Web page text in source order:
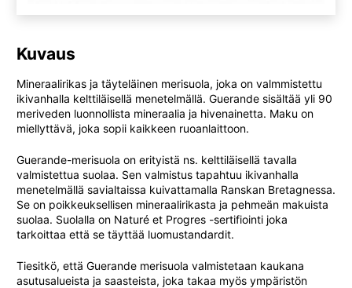
Kuvaus
Mineraalirikas ja täyteläinen merisuola, joka on valmmistettu
ikivanhalla kelttiläisellä menetelmällä. Guerande sisältää yli 90
meriveden luonnollista mineraalia ja hivenainetta. Maku on
miellyttävä, joka sopii kaikkeen ruoanlaittoon.
Guerande-merisuola on erityistä ns. kelttiläisellä tavalla
valmistettua suolaa. Sen valmistus tapahtuu ikivanhalla
menetelmällä savialtaissa kuivattamalla Ranskan Bretagnessa.
Se on poikkeuksellisen mineraalirikasta ja pehmeän makuista
suolaa. Suolalla on Naturé et Progres -sertifiointi joka
tarkoittaa että se täyttää luomustandardit.
Tiesitkö, että Guerande merisuola valmistetaan kaukana
asutusalueista ja saasteista, joka takaa myös ympäristön